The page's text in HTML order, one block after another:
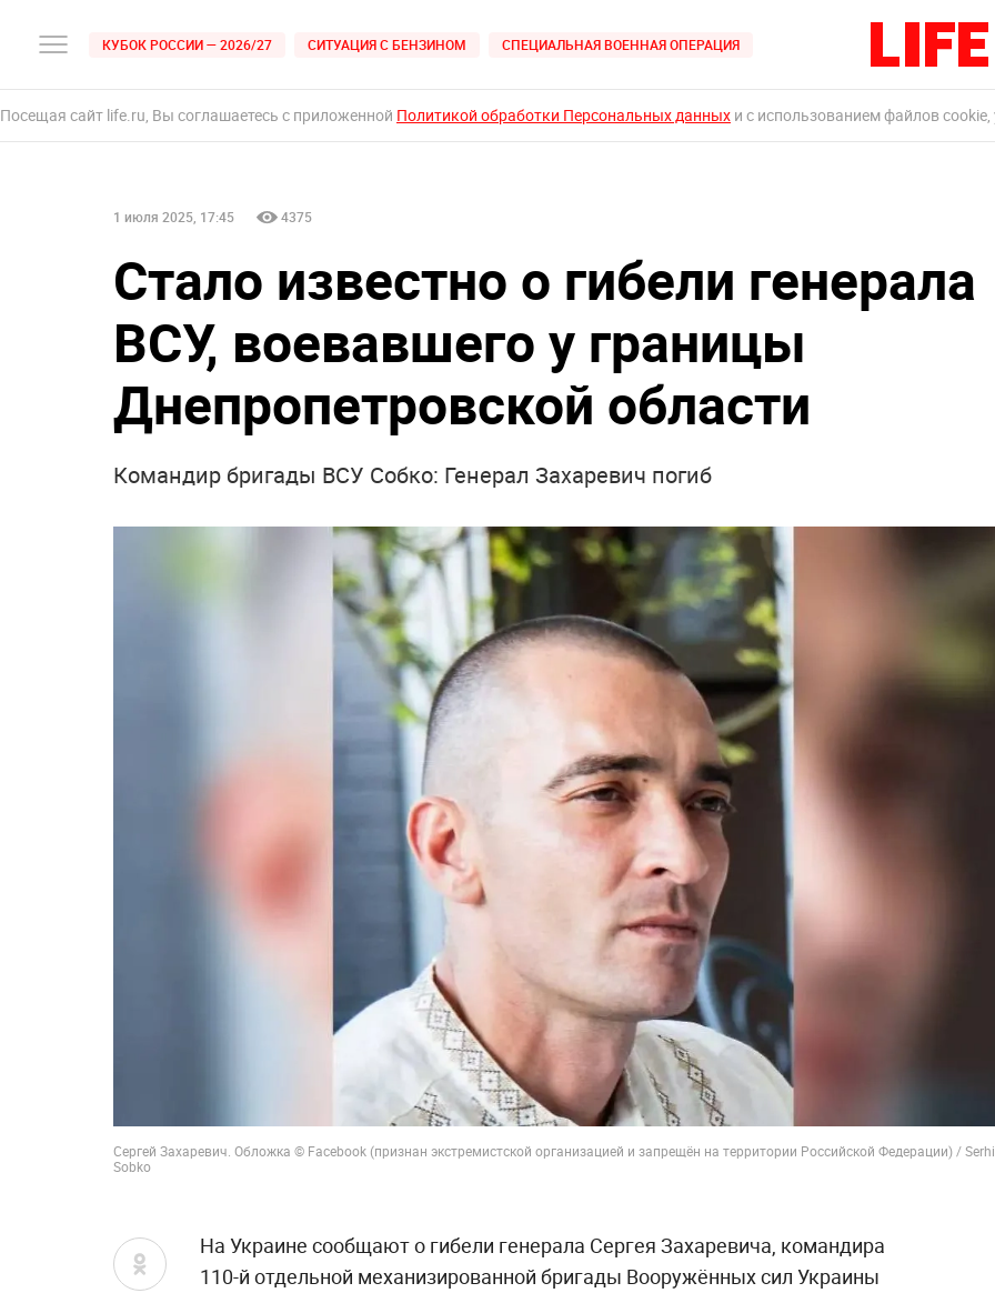
КУБОК РОССИИ — 2026/27 СИТУАЦИЯ С БЕНЗИНОМ СПЕЦИАЛЬНАЯ ВОЕННАЯ ОПЕРАЦИЯ
Посещая сайт life.ru, Вы соглашаетесь с приложенной Политикой обработки Персональных данных и с использованием файлов
1 июля 2025, 17:45 4375
Стало известно о гибели генерала
ВСУ, воевавшего у границы
Днепропетровской области
Командир бригады ВСУ Собко: Генерал Захаревич погиб
Сергей Захаревич. Обложка © Facebook (признан экстремистской организацией и запрещён на территории Российской Федерации) /
Sobko
На Украине сообщают о гибели генерала Сергея Захаревича, командира
110-й отдельной механизированной бригады Вооружённых сил Украины